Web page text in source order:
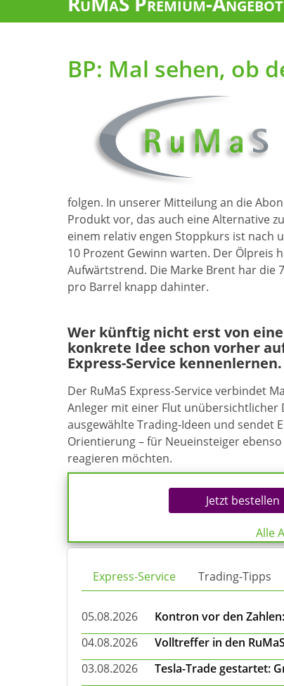
BP: Mal sehen, ob
folgen. In unserer Mitteilung an die
Produkt vor, das auch eine Alternative
einem relativ engen Stoppkurs ist nach
10 Prozent Gewinn warten. Der Ölpreis
Aufwärtstrend. Die Marke Brent har die
pro Barrel knapp dahinter.
Wer künftig nicht erst von
konkrete Idee schon vorher
Express-Service kennenlernen.
Der RuMaS Express-Service verbindet
Anleger mit einer Flut unübersichtlicher
ausgewählte Trading-Ideen und sendet
Orientierung – für Neueinsteiger
reagieren möchten.
Jetzt bestellen
Alle
Express-Service Trading-Tipps
05.08.2026
Kontron vor den
04.08.2026
Volltreffer in den
03.08.2026
Tesla-Trade gestartet: